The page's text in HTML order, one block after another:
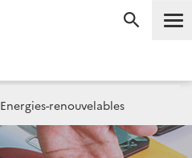
Energies-renouvelables